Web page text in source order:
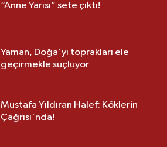
“Anne Yarısı” sete çıktı!
Yaman, Doğa'yı toprakları ele
geçirmekle suçluyor
Mustafa Yıldıran Halef: Köklerin
Çağrısı'nda!